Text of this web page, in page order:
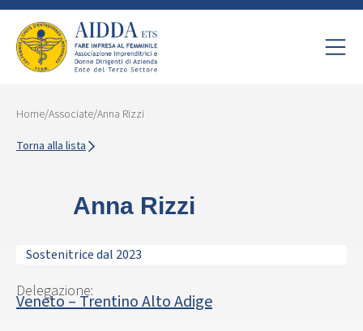
Home/Associate/Anna Rizzi
Torna alla lista
Anna Rizzi
Sostenitrice dal 2023
Delegazione:
Veneto – Trentino Alto Adige